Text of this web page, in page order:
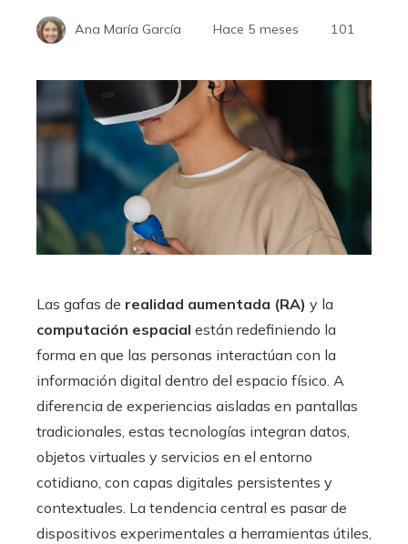
Ana María García Hace 5 meses 101
Las gafas de realidad aumentada (RA) y la
computación espacial están redefiniendo la
forma en que las personas interactúan con la
información digital dentro del espacio físico. A
diferencia de experiencias aisladas en pantallas
tradicionales, estas tecnologías integran datos,
objetos virtuales y servicios en el entorno
cotidiano, con capas digitales persistentes y
contextuales. La tendencia central es pasar de
dispositivos experimentales a herramientas útiles,